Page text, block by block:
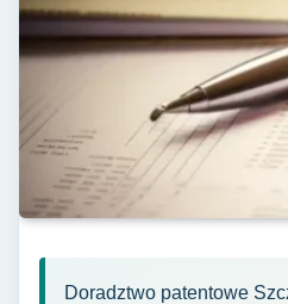
Doradztwo patentowe